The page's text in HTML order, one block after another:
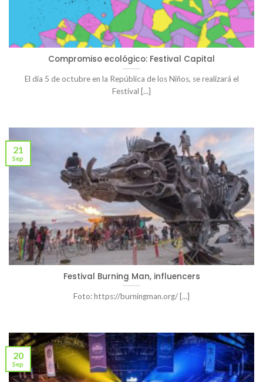
Compromiso ecológico: Festival Capital
El día 5 de octubre en la República de los Niños, se realizará el
Festival [...]
Festival Burning Man, influencers
Foto: https://burningman.org/ [...]
21
Sep
20
Sep